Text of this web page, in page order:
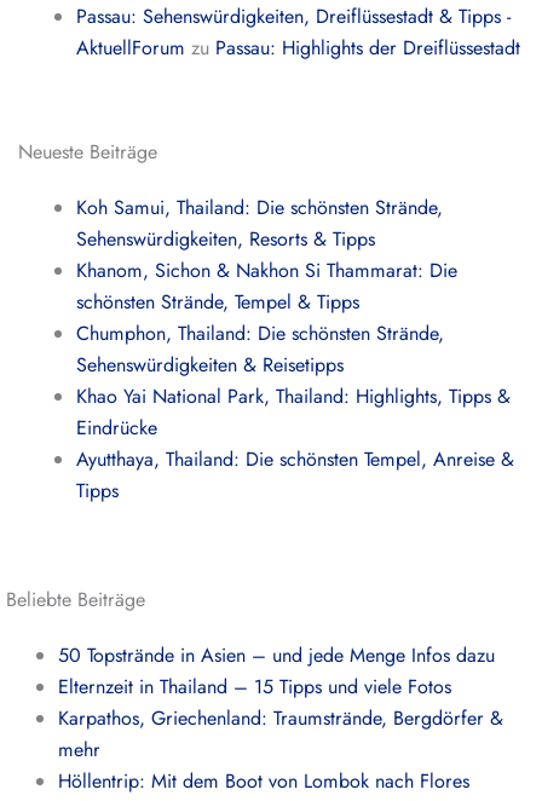
Passau: Sehenswürdigkeiten, Dreiflüssestadt & Tipps -
AktuellForum zu Passau: Highlights der Dreiflüssestadt
Neueste Beiträge
Koh Samui, Thailand: Die schönsten Strände,
Sehenswürdigkeiten, Resorts & Tipps
Khanom, Sichon & Nakhon Si Thammarat: Die
schönsten Strände, Tempel & Tipps
Chumphon, Thailand: Die schönsten Strände,
Sehenswürdigkeiten & Reisetipps
Khao Yai National Park, Thailand: Highlights, Tipps &
Eindrücke
Ayutthaya, Thailand: Die schönsten Tempel, Anreise &
Tipps
Beliebte Beiträge
50 Topstrände in Asien – und jede Menge Infos dazu
Elternzeit in Thailand – 15 Tipps und viele Fotos
Karpathos, Griechenland: Traumstrände, Bergdörfer &
mehr
Höllentrip: Mit dem Boot von Lombok nach Flores